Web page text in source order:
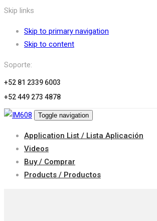
Skip links
Skip to primary navigation
Skip to content
Soporte:
+52 81 2339 6003
+52 449 273 4878
Toggle navigation
Application List / Lista Aplicación
Videos
Buy / Comprar
Products / Productos